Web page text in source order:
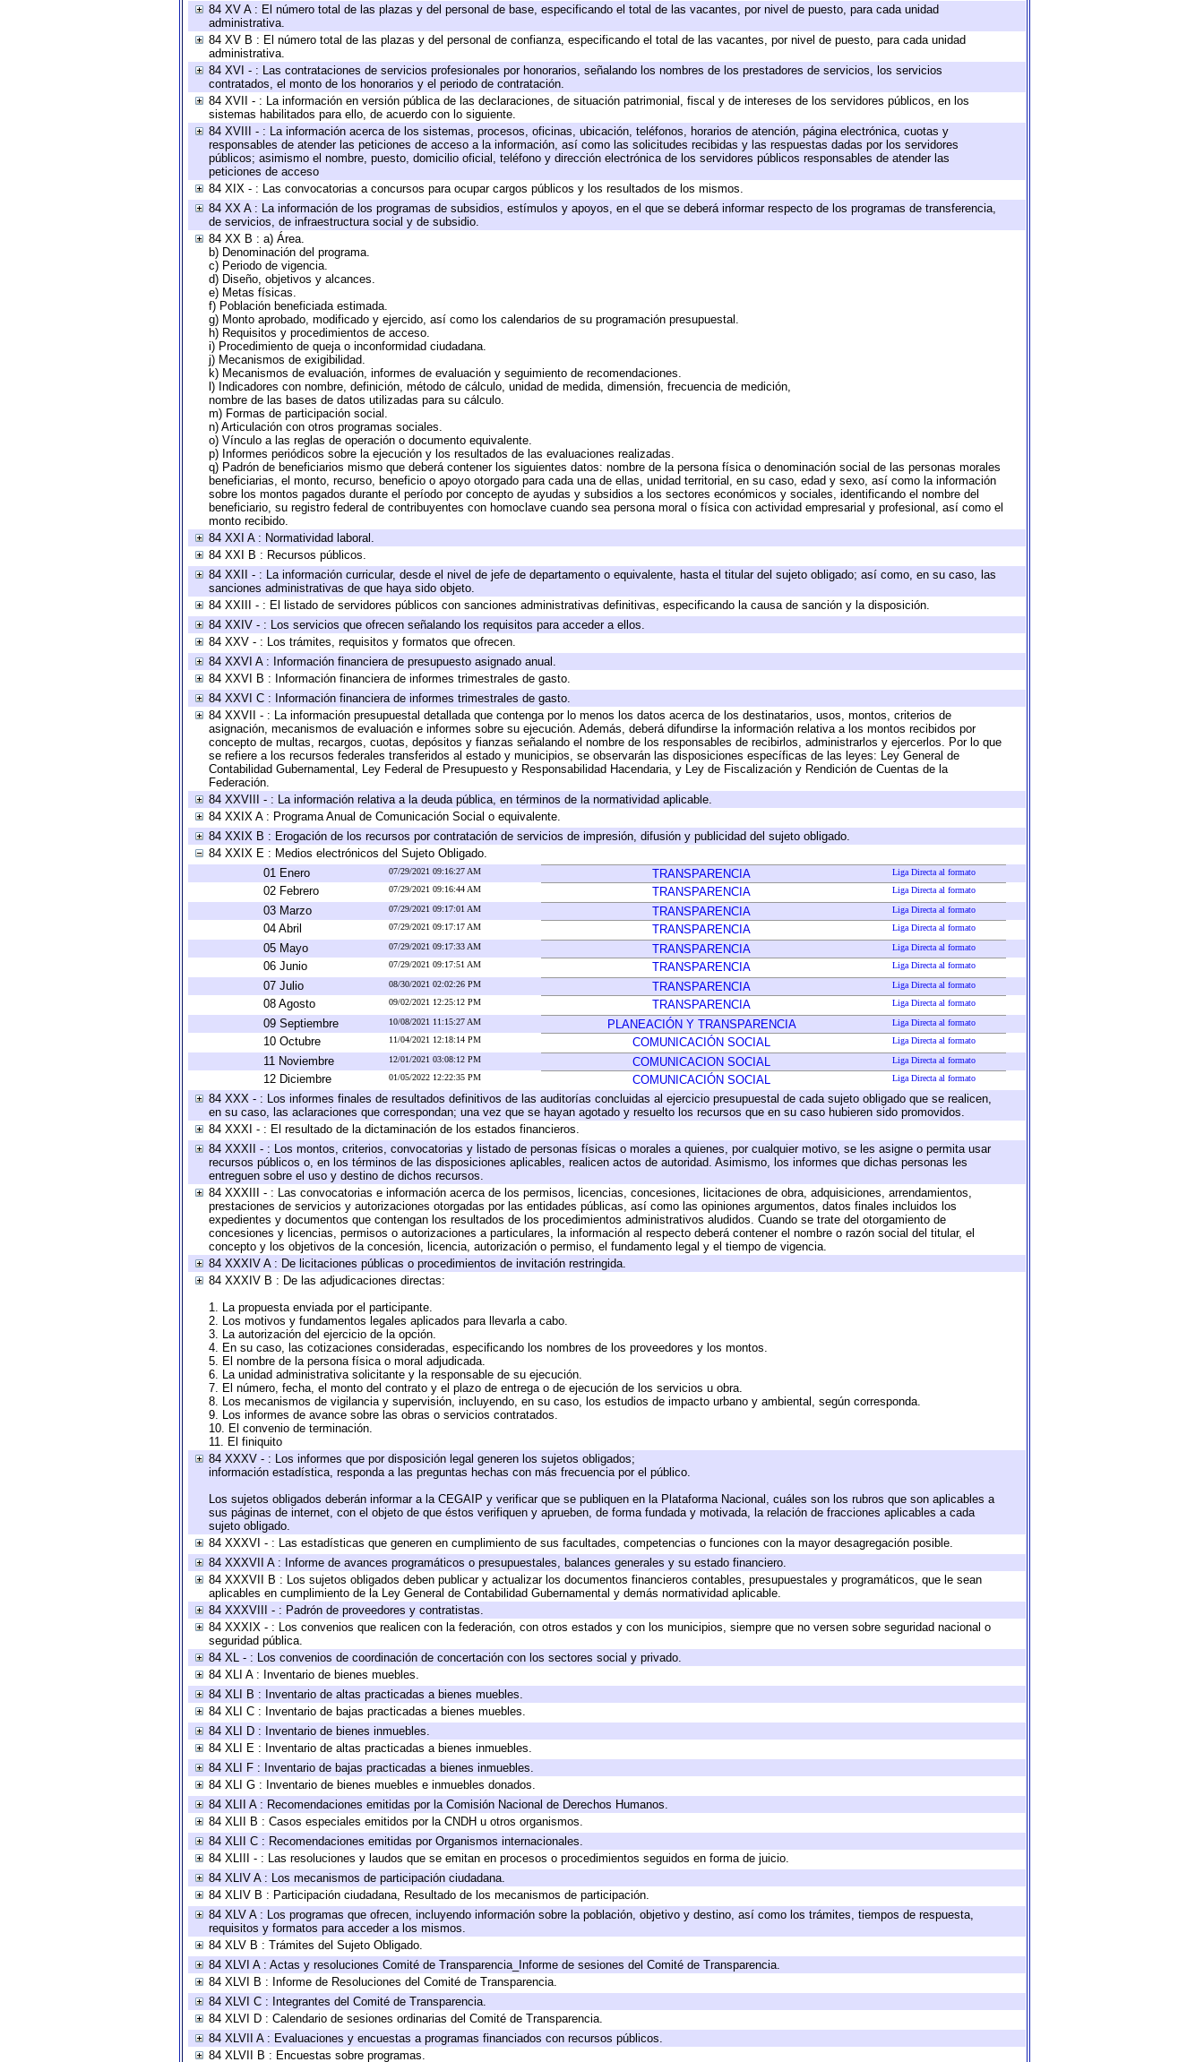
84 XV A : El número total de las plazas y del personal de base, especificando el total de las vacantes, por nivel de puesto, para cada unidad
administrativa.
84 XV B : El número total de las plazas y del personal de confianza, especificando el total de las vacantes, por nivel de puesto, para cada unidad
administrativa.
84 XVI - : Las contrataciones de servicios profesionales por honorarios, señalando los nombres de los prestadores de servicios, los servicios
contratados, el monto de los honorarios y el periodo de contratación.
84 XVII - : La información en versión pública de las declaraciones, de situación patrimonial, fiscal y de intereses de los servidores públicos, en los
sistemas habilitados para ello, de acuerdo con lo siguiente.
84 XVIII - : La información acerca de los sistemas, procesos, oficinas, ubicación, teléfonos, horarios de atención, página electrónica, cuotas y
responsables de atender las peticiones de acceso a la información, así como las solicitudes recibidas y las respuestas dadas por los servidores
públicos; asimismo el nombre, puesto, domicilio oficial, teléfono y dirección electrónica de los servidores públicos responsables de atender las
peticiones de acceso
84 XIX - : Las convocatorias a concursos para ocupar cargos públicos y los resultados de los mismos.
84 XX A : La información de los programas de subsidios, estímulos y apoyos, en el que se deberá informar respecto de los programas de transferencia,
de servicios, de infraestructura social y de subsidio.
84 XX B : a) Área.
b) Denominación del programa.
c) Periodo de vigencia.
d) Diseño, objetivos y alcances.
e) Metas físicas.
f) Población beneficiada estimada.
g) Monto aprobado, modificado y ejercido, así como los calendarios de su programación presupuestal.
h) Requisitos y procedimientos de acceso.
i) Procedimiento de queja o inconformidad ciudadana.
j) Mecanismos de exigibilidad.
k) Mecanismos de evaluación, informes de evaluación y seguimiento de recomendaciones.
l) Indicadores con nombre, definición, método de cálculo, unidad de medida, dimensión, frecuencia de medición,
nombre de las bases de datos utilizadas para su cálculo.
m) Formas de participación social.
n) Articulación con otros programas sociales.
o) Vínculo a las reglas de operación o documento equivalente.
p) Informes periódicos sobre la ejecución y los resultados de las evaluaciones realizadas.
q) Padrón de beneficiarios mismo que deberá contener los siguientes datos: nombre de la persona física o denominación social de las personas morales
beneficiarias, el monto, recurso, beneficio o apoyo otorgado para cada una de ellas, unidad territorial, en su caso, edad y sexo, así como la información
sobre los montos pagados durante el período por concepto de ayudas y subsidios a los sectores económicos y sociales, identificando el nombre del
beneficiario, su registro federal de contribuyentes con homoclave cuando sea persona moral o física con actividad empresarial y profesional, así como el
monto recibido.
84 XXI A : Normatividad laboral.
84 XXI B : Recursos públicos.
84 XXII - : La información curricular, desde el nivel de jefe de departamento o equivalente, hasta el titular del sujeto obligado; así como, en su caso, las
sanciones administrativas de que haya sido objeto.
84 XXIII - : El listado de servidores públicos con sanciones administrativas definitivas, especificando la causa de sanción y la disposición.
84 XXIV - : Los servicios que ofrecen señalando los requisitos para acceder a ellos.
84 XXV - : Los trámites, requisitos y formatos que ofrecen.
84 XXVI A : Información financiera de presupuesto asignado anual.
84 XXVI B : Información financiera de informes trimestrales de gasto.
84 XXVI C : Información financiera de informes trimestrales de gasto.
84 XXVII - : La información presupuestal detallada que contenga por lo menos los datos acerca de los destinatarios, usos, montos, criterios de
asignación, mecanismos de evaluación e informes sobre su ejecución. Además, deberá difundirse la información relativa a los montos recibidos por
concepto de multas, recargos, cuotas, depósitos y fianzas señalando el nombre de los responsables de recibirlos, administrarlos y ejercerlos. Por lo que
se refiere a los recursos federales transferidos al estado y municipios, se observarán las disposiciones específicas de las leyes: Ley General de
Contabilidad Gubernamental, Ley Federal de Presupuesto y Responsabilidad Hacendaria, y Ley de Fiscalización y Rendición de Cuentas de la
Federación.
84 XXVIII - : La información relativa a la deuda pública, en términos de la normatividad aplicable.
84 XXIX A : Programa Anual de Comunicación Social o equivalente.
84 XXIX B : Erogación de los recursos por contratación de servicios de impresión, difusión y publicidad del sujeto obligado.
84 XXIX E : Medios electrónicos del Sujeto Obligado.
01 Enero
07/29/2021 09:16:27 AM TRANSPARENCIA Liga Directa al formato
02 Febrero 07/29/2021 09:16:44 AM TRANSPARENCIA Liga Directa al formato
03 Marzo 07/29/2021 09:17:01 AM TRANSPARENCIA Liga Directa al formato
04 Abril 07/29/2021 09:17:17 AM TRANSPARENCIA Liga Directa al formato
05 Mayo 07/29/2021 09:17:33 AM TRANSPARENCIA Liga Directa al formato
06 Junio 07/29/2021 09:17:51 AM TRANSPARENCIA Liga Directa al formato
07 Julio 08/30/2021 02:02:26 PM TRANSPARENCIA Liga Directa al formato
08 Agosto 09/02/2021 12:25:12 PM TRANSPARENCIA Liga Directa al formato
09 Septiembre 10/08/2021 11:15:27 AM PLANEACIÓN Y TRANSPARENCIA Liga Directa al formato
10 Octubre 11/04/2021 12:18:14 PM COMUNICACIÓN SOCIAL Liga Directa al formato
11 Noviembre 12/01/2021 03:08:12 PM COMUNICACION SOCIAL Liga Directa al formato
12 Diciembre 01/05/2022 12:22:35 PM COMUNICACIÓN SOCIAL Liga Directa al formato
84 XXX - : Los informes finales de resultados definitivos de las auditorías concluidas al ejercicio presupuestal de cada sujeto obligado que se realicen,
en su caso, las aclaraciones que correspondan; una vez que se hayan agotado y resuelto los recursos que en su caso hubieren sido promovidos.
84 XXXI - : El resultado de la dictaminación de los estados financieros.
84 XXXII - : Los montos, criterios, convocatorias y listado de personas físicas o morales a quienes, por cualquier motivo, se les asigne o permita usar
recursos públicos o, en los términos de las disposiciones aplicables, realicen actos de autoridad. Asimismo, los informes que dichas personas les
entreguen sobre el uso y destino de dichos recursos.
84 XXXIII - : Las convocatorias e información acerca de los permisos, licencias, concesiones, licitaciones de obra, adquisiciones, arrendamientos,
prestaciones de servicios y autorizaciones otorgadas por las entidades públicas, así como las opiniones argumentos, datos finales incluidos los
expedientes y documentos que contengan los resultados de los procedimientos administrativos aludidos. Cuando se trate del otorgamiento de
concesiones y licencias, permisos o autorizaciones a particulares, la información al respecto deberá contener el nombre o razón social del titular, el
concepto y los objetivos de la concesión, licencia, autorización o permiso, el fundamento legal y el tiempo de vigencia.
84 XXXIV A : De licitaciones públicas o procedimientos de invitación restringida.
84 XXXIV B : De las adjudicaciones directas:
1. La propuesta enviada por el participante.
2. Los motivos y fundamentos legales aplicados para llevarla a cabo.
3. La autorización del ejercicio de la opción.
4. En su caso, las cotizaciones consideradas, especificando los nombres de los proveedores y los montos.
5. El nombre de la persona física o moral adjudicada.
6. La unidad administrativa solicitante y la responsable de su ejecución.
7. El número, fecha, el monto del contrato y el plazo de entrega o de ejecución de los servicios u obra.
8. Los mecanismos de vigilancia y supervisión, incluyendo, en su caso, los estudios de impacto urbano y ambiental, según corresponda.
9. Los informes de avance sobre las obras o servicios contratados.
10. El convenio de terminación.
11. El finiquito
84 XXXV - : Los informes que por disposición legal generen los sujetos obligados;
información estadística, responda a las preguntas hechas con más frecuencia por el público.
Los sujetos obligados deberán informar a la CEGAIP y verificar que se publiquen en la Plataforma Nacional, cuáles son los rubros que son aplicables a
sus páginas de internet, con el objeto de que éstos verifiquen y aprueben, de forma fundada y motivada, la relación de fracciones aplicables a cada
sujeto obligado.
84 XXXVI - : Las estadísticas que generen en cumplimiento de sus facultades, competencias o funciones con la mayor desagregación posible.
84 XXXVII A : Informe de avances programáticos o presupuestales, balances generales y su estado financiero.
84 XXXVII B : Los sujetos obligados deben publicar y actualizar los documentos financieros contables, presupuestales y programáticos, que le sean
aplicables en cumplimiento de la Ley General de Contabilidad Gubernamental y demás normatividad aplicable.
84 XXXVIII - : Padrón de proveedores y contratistas.
84 XXXIX - : Los convenios que realicen con la federación, con otros estados y con los municipios, siempre que no versen sobre seguridad nacional o
seguridad pública.
84 XL - : Los convenios de coordinación de concertación con los sectores social y privado.
84 XLI A : Inventario de bienes muebles.
84 XLI B : Inventario de altas practicadas a bienes muebles.
84 XLI C : Inventario de bajas practicadas a bienes muebles.
84 XLI D : Inventario de bienes inmuebles.
84 XLI E : Inventario de altas practicadas a bienes inmuebles.
84 XLI F : Inventario de bajas practicadas a bienes inmuebles.
84 XLI G : Inventario de bienes muebles e inmuebles donados.
84 XLII A : Recomendaciones emitidas por la Comisión Nacional de Derechos Humanos.
84 XLII B : Casos especiales emitidos por la CNDH u otros organismos.
84 XLII C : Recomendaciones emitidas por Organismos internacionales.
84 XLIII - : Las resoluciones y laudos que se emitan en procesos o procedimientos seguidos en forma de juicio.
84 XLIV A : Los mecanismos de participación ciudadana.
84 XLIV B : Participación ciudadana, Resultado de los mecanismos de participación.
84 XLV A : Los programas que ofrecen, incluyendo información sobre la población, objetivo y destino, así como los trámites, tiempos de respuesta,
requisitos y formatos para acceder a los mismos.
84 XLV B : Trámites del Sujeto Obligado.
84 XLVI A : Actas y resoluciones Comité de Transparencia_Informe de sesiones del Comité de Transparencia.
84 XLVI B : Informe de Resoluciones del Comité de Transparencia.
84 XLVI C : Integrantes del Comité de Transparencia.
84 XLVI D : Calendario de sesiones ordinarias del Comité de Transparencia.
84 XLVII A : Evaluaciones y encuestas a programas financiados con recursos públicos.
84 XLVII B : Encuestas sobre programas.